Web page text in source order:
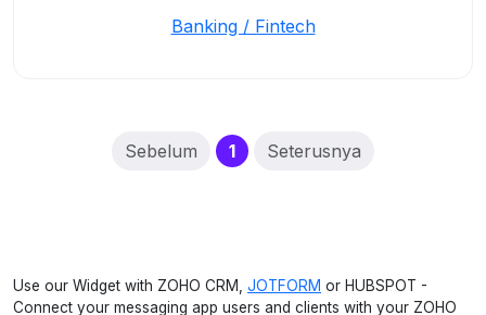
Banking / Fintech
Sebelum 1(current)
Seterusnya
Use our Widget with ZOHO CRM, JOTFORM or HUBSPOT -
Connect your messaging app users and clients with your ZOHO